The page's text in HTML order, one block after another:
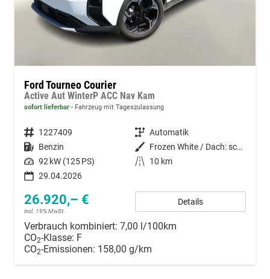
Ford Tourneo Courier
Active Aut WinterP ACC Nav Kam
sofort lieferbar Fahrzeug mit Tageszulassung
Fahrzeugnummer 1227409 Getriebe Automatik
Kraftstoff Benzin Außenfarbe
Frozen White / Dach: schwarz
Leistung 92 kW (125 PS) Kilometerstand
10 km
29.04.2026
26.920,– €
incl. 19% MwSt.
Details
Verbrauch kombiniert: 7,00 l/100km
CO2-Klasse: F
CO2-Emissionen: 158,00 g/km